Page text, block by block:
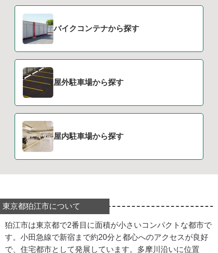
バイクコンテナから探す
屋外駐車場から探す
屋内駐車場から探す
東京都狛江市について
狛江市は東京都で2番目に面積が小さいコンパクトな都市で
す。小田急線で新宿まで約20分と都心へのアクセスが良好
で、住宅都市として発展しています。多摩川沿いに位置